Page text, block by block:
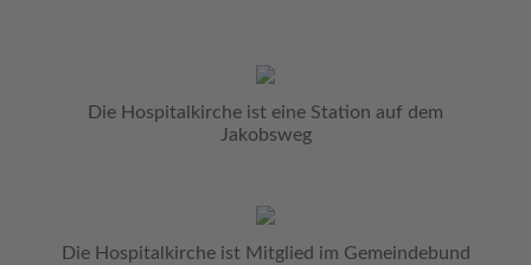
Die Hospitalkirche ist eine Station auf dem
Jakobsweg
Die Hospitalkirche ist Mitglied im Gemeindebund